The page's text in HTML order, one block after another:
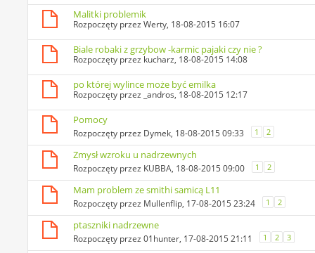
Malitki problemik
Rozpoczęty przezWerty, 18-08-2015 16:07
Biale robaki z grzybow -karmic pajaki czy nie ?
Rozpoczęty przez kucharz, 18-08-2015 14:08
po której wylince może być emilka
Rozpoczęty przez _andros, 18-08-2015 12:17
Pomocy
Rozpoczęty przez Dymek, 18-08-2015 09:33 1 2
Zmysł wzroku u nadrzewnych
Rozpoczęty przez KUBBA, 18-08-2015 09:00 1 2
Mam problem ze smithi samicą L11
Rozpoczęty przez Mullenflip, 17-08-2015 23:24 1 2
ptaszniki nadrzewne
Rozpoczęty przez01hunter, 17-08-2015 21:11 1 2 3